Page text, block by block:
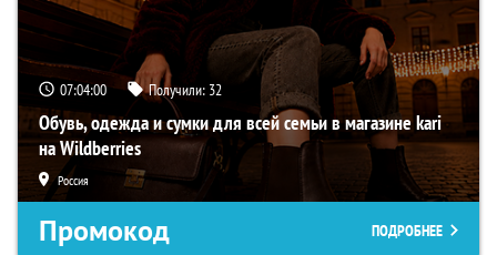
07:03:59 Получили: 32
Обувь, одежда и сумки для всей семьи в магазине kari
на Wildberries
Россия
Промокод ПОДРОБНЕЕ